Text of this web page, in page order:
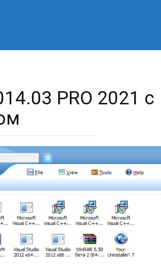
PRO 2021 с